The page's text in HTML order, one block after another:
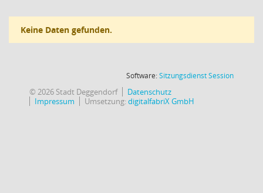
Keine Daten gefunden.
Software:SitzungsdienstSession(Wird in
© 2026 Stadt Deggendorf
Datenschutz
Impressum
Umsetzung:digitalfabriX GmbH